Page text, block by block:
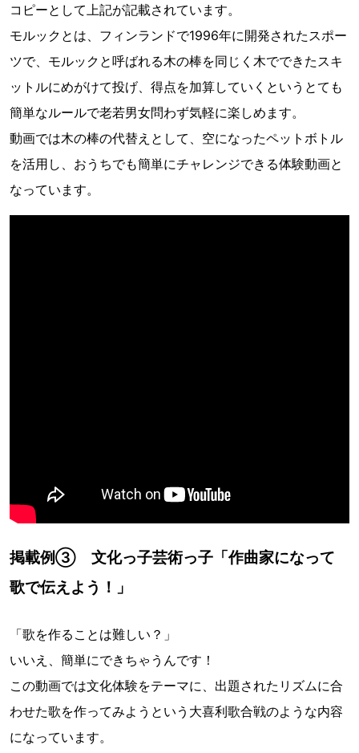
コピーとして上記が記載されています。
モルックとは、フィンランドで1996年に開発されたスポー
ツで、モルックと呼ばれる木の棒を同じく木でできたスキ
ットルにめがけて投げ、得点を加算していくというとても
簡単なルールで老若男女問わず気軽に楽しめます。
動画では木の棒の代替えとして、空になったペットボトル
を活用し、おうちでも簡単にチャレンジできる体験動画と
なっています。
掲載例③ 文化っ子芸術っ子「作曲家になって
歌で伝えよう！」
「歌を作ることは難しい？」
いいえ、簡単にできちゃうんです！
この動画では文化体験をテーマに、出題されたリズムに合
わせた歌を作ってみようという大喜利歌合戦のような内容
になっています。